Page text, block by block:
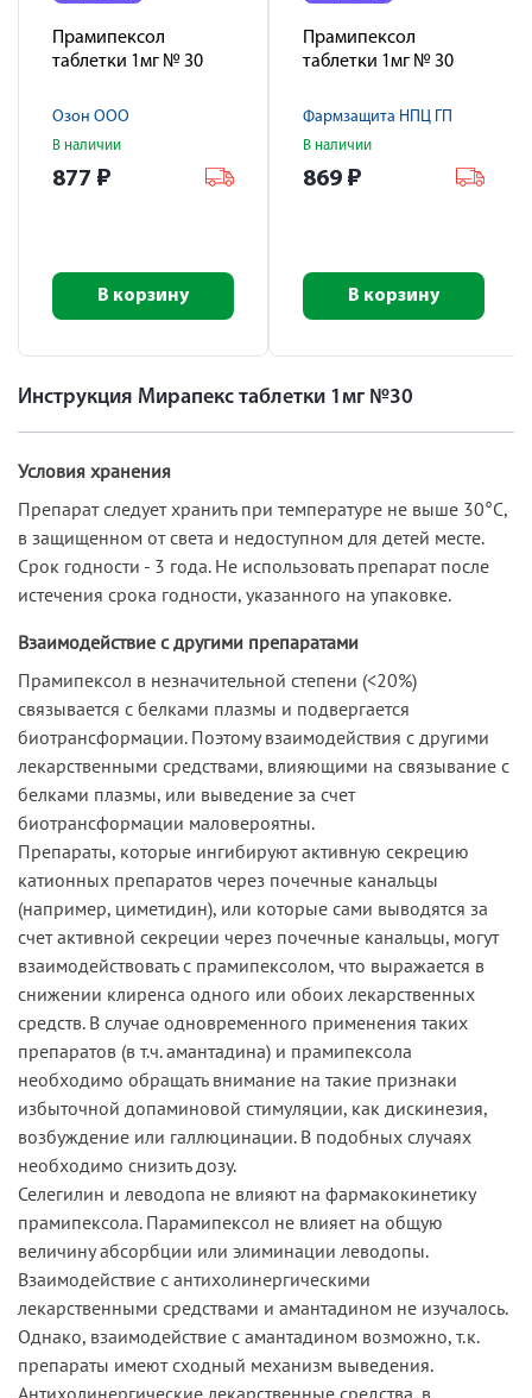
Прамипексол
таблетки 1мг № 30
Озон ООО
В наличии
877 ₽
В корзину
Прамипексол
таблетки 1мг № 30
Фармзащита НПЦ ГП
В наличии
869 ₽
В корзину
Инструкция Мирапекс таблетки 1мг №30
Условия хранения
Препарат следует хранить при температуре не выше 30°С,
в защищенном от света и недоступном для детей месте.
Срок годности - 3 года. Не использовать препарат после
истечения срока годности, указанного на упаковке.
Взаимодействие с другими препаратами
Прамипексол в незначительной степени (<20%)
связывается с белками плазмы и подвергается
биотрансформации. Поэтому взаимодействия с другими
лекарственными средствами, влияющими на связывание с
белками плазмы, или выведение за счет
биотрансформации маловероятны.
Препараты, которые ингибируют активную секрецию
катионных препаратов через почечные канальцы
(например, циметидин), или которые сами выводятся за
счет активной секреции через почечные канальцы, могут
взаимодействовать с прамипексолом, что выражается в
снижении клиренса одного или обоих лекарственных
средств. В случае одновременного применения таких
препаратов (в т.ч. амантадина) и прамипексола
необходимо обращать внимание на такие признаки
избыточной допаминовой стимуляции, как дискинезия,
возбуждение или галлюцинации. В подобных случаях
необходимо снизить дозу.
Селегилин и леводопа не влияют на фармакокинетику
прамипексола. Парамипексол не влияет на общую
величину абсорбции или элиминации леводопы.
Взаимодействие с антихолинергическими
лекарственными средствами и амантадином не изучалось.
Однако, взаимодействие с амантадином возможно, т.к.
препараты имеют сходный механизм выведения.
Антихолинергические лекарственные средства, в